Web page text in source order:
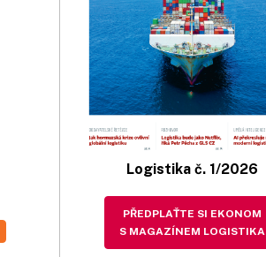
Logistika č. 1/2026
PŘEDPLAŤTE SI EKONOM
S MAGAZÍNEM LOGISTIKA